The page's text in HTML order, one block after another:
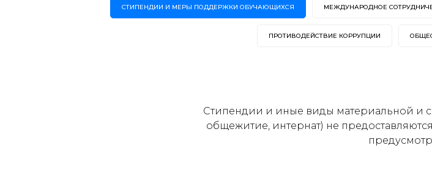
СТИПЕНДИИ И МЕРЫ ПОДДЕРЖКИ ОБУЧАЮЩИХСЯ МЕЖДУНАРОДНОЕ
ПРОТИВОДЕЙСТВИЕ КОРРУПЦИИ
Стипендии и иные виды материальной и
общежитие, интернат) не